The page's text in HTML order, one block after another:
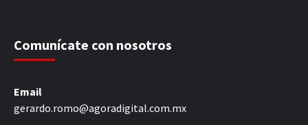
Comunícate con nosotros
Email
gerardo.romo@agoradigital.com.mx